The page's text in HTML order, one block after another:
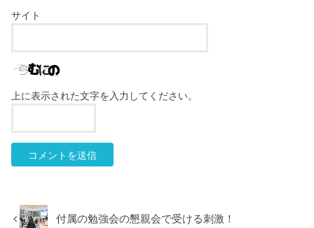
サイト
上に表示された文字を入力してください。
付属の勉強会の懇親会で受ける刺激！